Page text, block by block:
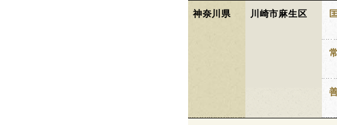
神奈川県 川崎市麻生区